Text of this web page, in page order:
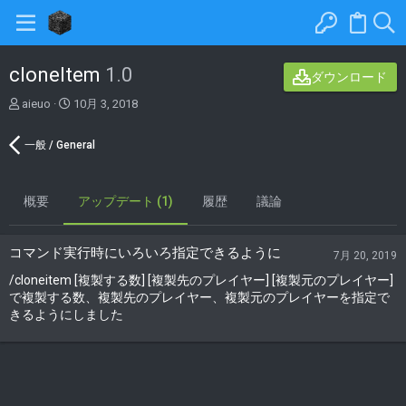
cloneItem 1.0 ダウンロード
著
aieuo
C
a
o
a
e
10月 3, 2018
一般 / General
概要 アップデート (1) 履歴 議論
コマンド実行時にいろいろ指定できるように 7月 20, 2019
/cloneitem [複製する数] [複製先のプレイヤー] [複製元のプレイヤー]
で複製する数、複製先のプレイヤー、複製元のプレイヤーを指定で
きるようにしました